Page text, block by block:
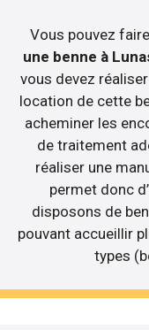
Vous pouvez
une benne à
vous devez
location de cette
acheminer les
de traitement
réaliser une
permet donc
disposons de
pouvant accueillir
types